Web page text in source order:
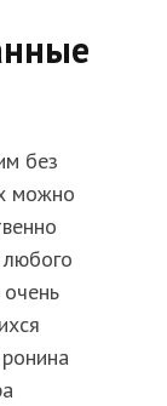
без
можно